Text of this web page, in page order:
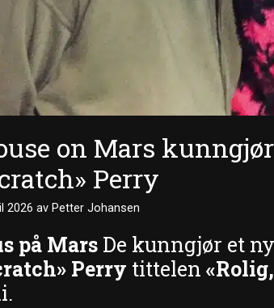
on Mars
Perry
2026 av Petter Johansen
på Mars De kunngjør et
Perry tittelen